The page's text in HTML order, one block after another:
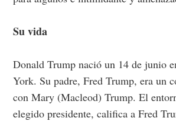
Su vida
Donald Trump nació un 14 de junio
York. Su padre, Fred Trump, era un
con Mary (Macleod) Trump. El
elegido presidente, califica a Fred